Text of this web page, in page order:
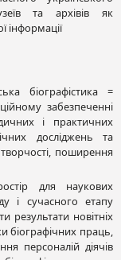
та архівів як
інформації
біографістика =
забезпеченні
і практичних
досліджень та
творчості, поширення
для наукових
і сучасного етапу
результати новітніх
біографічних праць,
персоналій діячів